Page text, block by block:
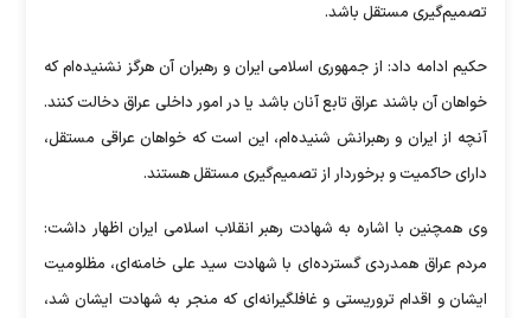
تصمیم‌گیری مستقل باشد.
حکیم ادامه داد: از جمهوری اسلامی ایران و رهبران آن هرگز نشنیده‌ام که
خواهان آن باشند عراق تابع آنان باشد یا در امور داخلی عراق دخالت کنند.
آنچه از ایران و رهبرانش شنیده‌ام، این است که خواهان عراقی مستقل،
دارای حاکمیت و برخوردار از تصمیم‌گیری مستقل هستند.
وی همچنین با اشاره به شهادت رهبر انقلاب اسلامی ایران اظهار داشت:
مردم عراق همدردی گسترده‌ای با شهادت سید علی خامنه‌ای، مظلومیت
ایشان و اقدام تروریستی و غافلگیرانه‌ای که منجر به شهادت ایشان شد،